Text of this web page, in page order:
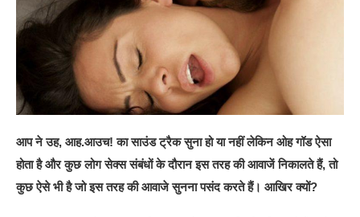
आप ने उह, आह.आउच! का साउंड ट्रैक सुना हो या नहीं लेकिन ओह गॉड ऐसा
होता है और कुछ लोग सेक्स संबंधों के दौरान इस तरह की आवाजें निकालते हैं, तो
कुछ ऐसे भी है जो इस तरह की आवाजे सुनना पसंद करते हैं। आखिर क्यों?